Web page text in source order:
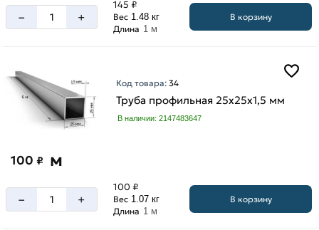
– +
145 ₽
Вес 1.48 кг
Длина 1 м
В корзину
Код товара:34
Труба профильная 25х25х1,5 мм
В наличии: 2147483647
100 ₽ м
– +
100 ₽
Вес 1.07 кг
Длина 1 м
В корзину